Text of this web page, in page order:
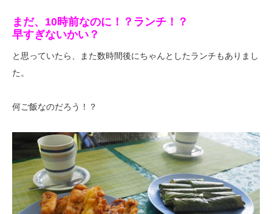
まだ、10時前なのに！？ランチ！？
早すぎないかい？
と思っていたら、また数時間後にちゃんとしたランチもありまし
た。
何ご飯なのだろう！？